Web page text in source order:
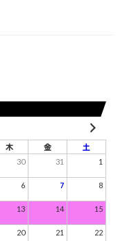
木 金
土
30 31 1
6 7 8
13 14 15
20 21 22